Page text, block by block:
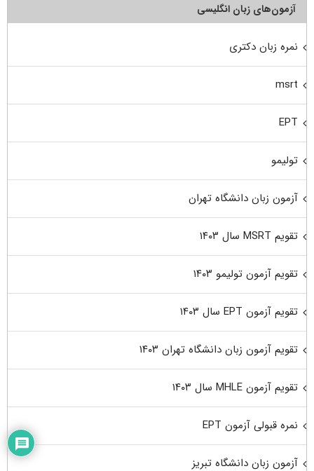
آزمون‌های زبان انگلیسی
نمره زبان دکتری
msrt
EPT
تولیمو
آزمون زبان دانشگاه تهران
تقویم MSRT سال ۱۴۰۳
تقویم آزمون تولیمو ۱۴۰۳
تقویم آزمون EPT سال ۱۴۰۳
تقویم آزمون زبان دانشگاه تهران ۱۴۰۳
تقویم آزمون MHLE سال ۱۴۰۳
نمره قبولی آزمون EPT
آزمون زبان دانشگاه تبریز